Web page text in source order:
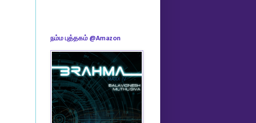
நம்ம புத்தகம் @Amazon